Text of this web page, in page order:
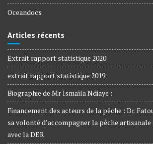
Oceandocs
Articles récents
Extrait rapport statistique 2020
extrait rapport statistique 2019
Biographie de Mr Ismaïla Ndiaye :
Financement des acteurs de la pêche : Dr.
sa volonté d’accompagner la pêche
avec la DER